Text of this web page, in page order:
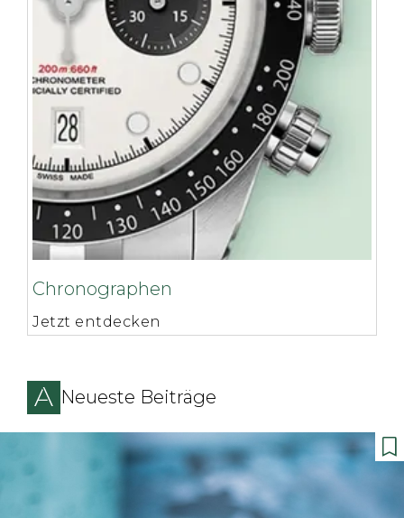
Chronographen
Jetzt entdecken
Neueste Beiträge